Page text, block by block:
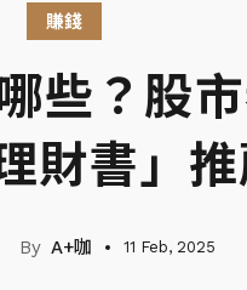
賺錢
些？股
財書」
A+咖 11 Feb, 2025